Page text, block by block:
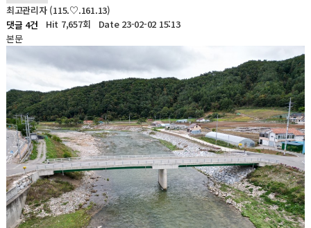
최고관리자(115.♡.161.13)
댓글 4건
Hit 7,657회
Date 23-02-02 15:13
본문